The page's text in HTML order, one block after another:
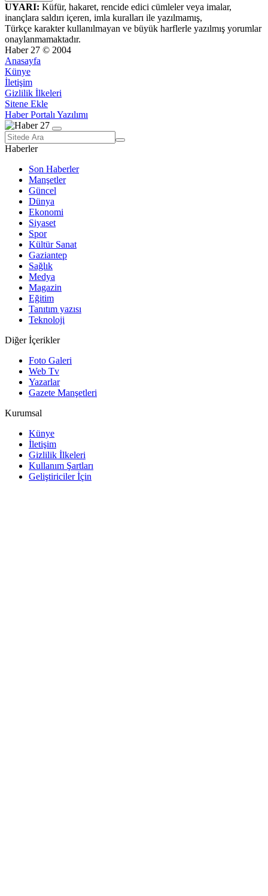
UYARI: Küfür, hakaret, rencide edici cümleler veya imalar,
inançlara saldırı içeren, imla kuralları ile yazılmamış,
Türkçe karakter kullanılmayan ve büyük harflerle yazılmış yorumlar
onaylanmamaktadır.
Haber 27 © 2004
Anasayfa
Künye
İletişim
Gizlilik İlkeleri
Sitene Ekle
Haber Portalı Yazılımı
Haberler
Son Haberler
Manşetler
Güncel
Dünya
Ekonomi
Siyaset
Spor
Kültür Sanat
Gaziantep
Sağlık
Medya
Magazin
Eğitim
Tanıtım yazısı
Teknoloji
Diğer İçerikler
Foto Galeri
Web Tv
Yazarlar
Gazete Manşetleri
Kurumsal
Künye
İletişim
Gizlilik İlkeleri
Kullanım Şartları
Geliştiriciler İçin